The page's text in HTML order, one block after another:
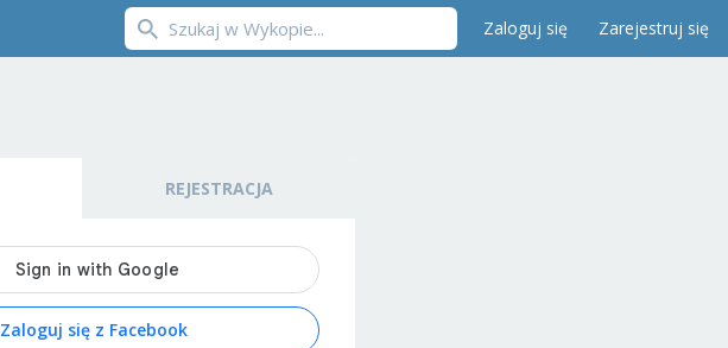
Zaloguj się Zarejestruj się
REJESTRACJA
Zaloguj się z Facebook